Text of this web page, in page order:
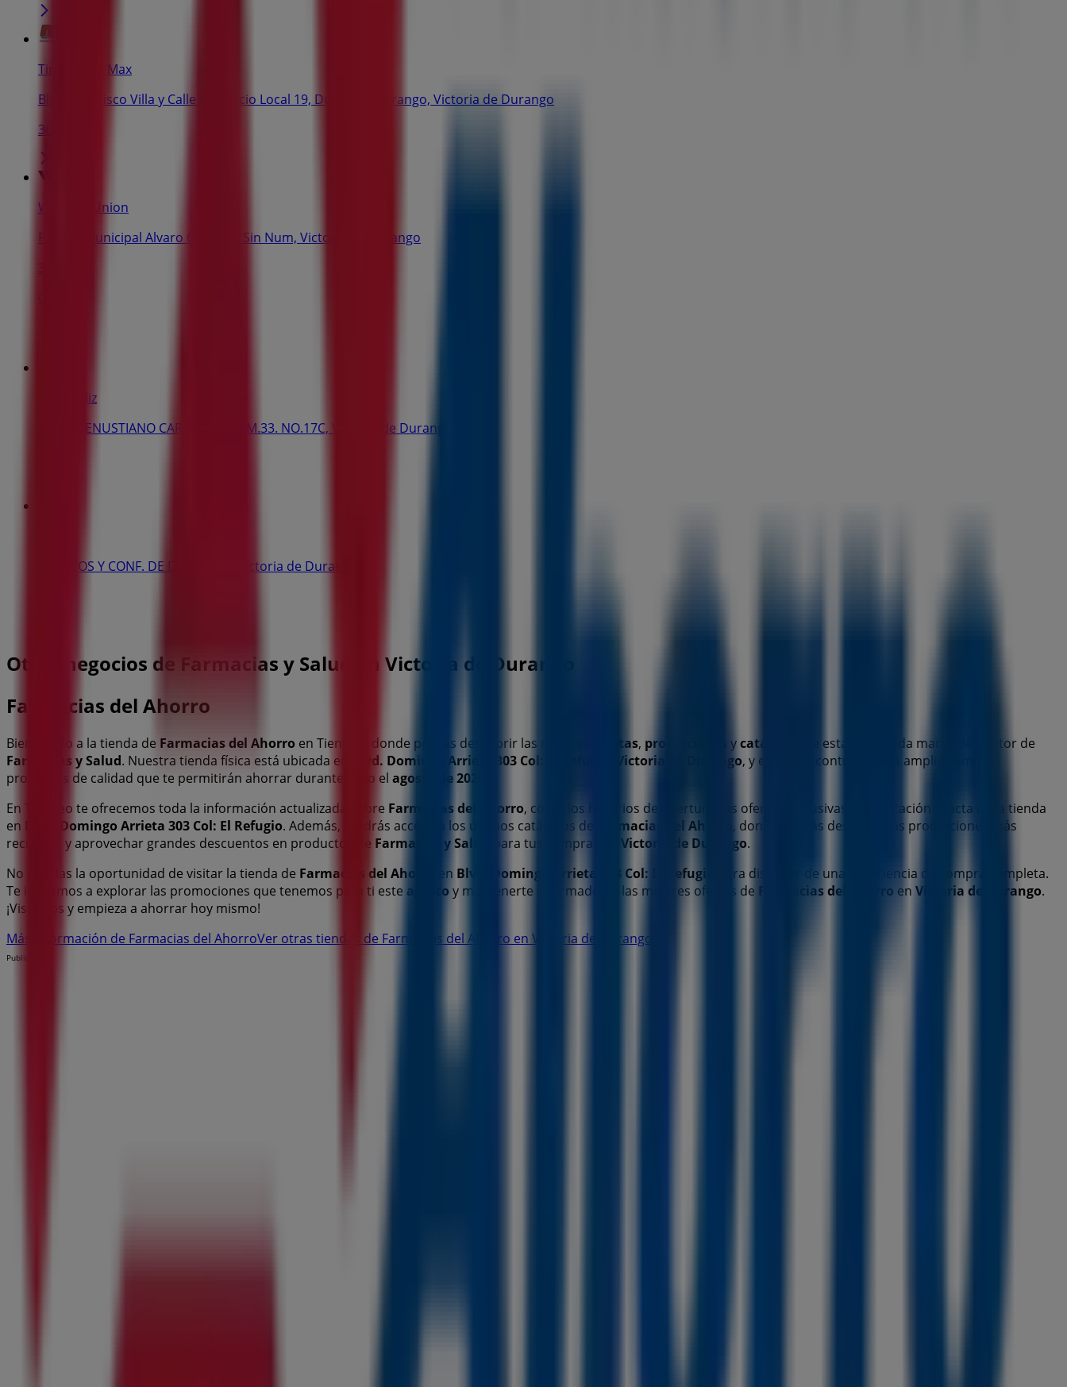
Tintorerías Max
Blvd. Francisco Villa y Calle Estroncio Local 19, Durango, Durango, Victoria de Durango
36 m
Western Union
Palacio Municipal Alvaro Obregon Sin Num, Victoria de Durango
Pollo Feliz
CALLE VENUSTIANO CARRANZA L.1 M.33. NO.17C, Victoria de Durango
BLANCOS Y CONF. DE DURANGO, Victoria de Durango
Otros negocios de Farmacias y Salud en Victoria de Durango
Farmacias del Ahorro
Bienvenido a la tienda de Farmacias del Ahorro en Tiendeo, donde podrás descubrir las mejores ofertas, promociones ycatálogos
de esta destacada marca del sector de
Farmacias y Salud. Nuestra tienda física está ubicada en Blvd. Domingo Arrieta 303 Col: El Refugio Victoria de Durango, y en ella encontrarás una amplia gama de
productos de calidad que te permitirán ahorrar durante todo el agosto de 2026
En Tiendeo te ofrecemos toda la información actualizada sobre Farmacias del Ahorro, como los horarios de apertura, las ofertas exclusivas y la ubicación exacta de la tienda
en
Blvd. Domingo Arrieta 303 Col: El Refugio. Además, tendrás acceso a los últimos catálogos de Farmacias del Ahorro , donde podrás descubrir las promociones más
recientes y aprovechar grandes descuentos en productos de Farmacias y Salud para tus compras en Victoria de Durango.
No pierdas la oportunidad de visitar la tienda de Farmacias del Ahorro en Blvd. Domingo Arrieta 303 Col: El Refugio
para disfrutar de una experiencia de compra completa.
Te invitamos a explorar las promociones que tenemos para ti este agosto y mantenerte informado de las mejores ofertas de Farmacias del Ahorro en Victoria de Durango.
¡Visítanos y empieza a ahorrar hoy mismo!
Más información de Farmacias del AhorroVer otras tiendas de Farmacias del Ahorro en Victoria de Durango
Publicidad